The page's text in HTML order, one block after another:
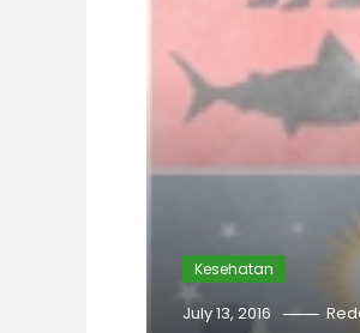
Kesehatan
July 13, 2016